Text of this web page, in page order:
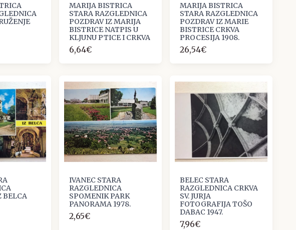
MARIJA BISTRICA
STARA RAZGLEDNICA
POZDRAV IZ MARIJA
BISTRICE NATPIS U
KLJUNU PTICE I CRKVA
6,64€
MARIJA BISTRICA
STARA RAZGLEDNICA
POZDRAV IZ MARIE
BISTRICE CRKVA
PROCESIJA 1908.
26,54€
BELCA
IVANEC STARA
RAZGLEDNICA
SPOMENIK PARK
PANORAMA 1978.
2,65€
BELEC STARA
RAZGLEDNICA CRKVA
SV. JURJA
FOTOGRAFIJA TOŠO
DABAC 1947.
7,96€